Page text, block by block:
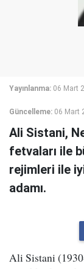
Yayınlanma: 06 Mart
Güncelleme: 06 Mart
Ali Sistani,
fetvaları ile
rejimleri ile
adamı.
Ali Sistani